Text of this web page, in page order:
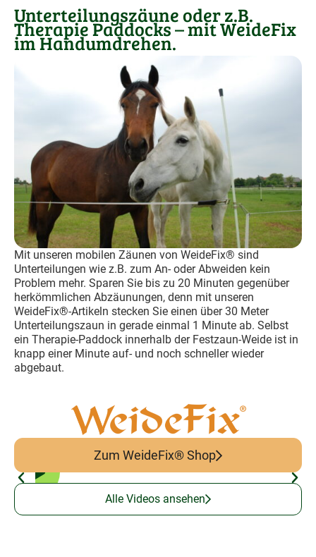
Unterteilungszäune oder z.B.
Therapie Paddocks – mit WeideFix
im Handumdrehen.
Mit unseren mobilen Zäunen von WeideFix® sind
Unterteilungen wie z.B. zum An- oder Abweiden kein
Problem mehr. Sparen Sie bis zu 20 Minuten gegenüber
herkömmlichen Abzäunungen, denn mit unseren
WeideFix®-Artikeln stecken Sie einen über 30 Meter
Unterteilungszaun in gerade einmal 1 Minute ab. Selbst
ein Therapie-Paddock innerhalb der Festzaun-Weide ist in
knapp einer Minute auf- und noch schneller wieder
abgebaut.
Zum WeideFix® Shop
Alle Videos ansehen